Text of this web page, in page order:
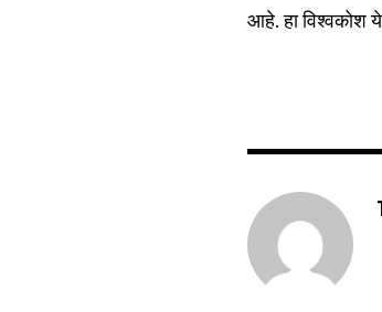
आहे. हा विश्वकोश